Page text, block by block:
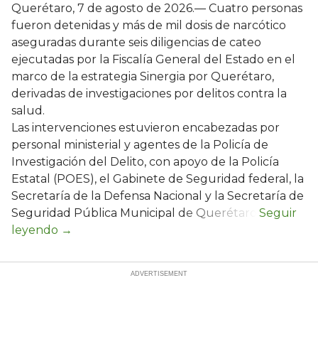
Querétaro, 7 de agosto de 2026.— Cuatro personas
fueron detenidas y más de mil dosis de narcótico
aseguradas durante seis diligencias de cateo
ejecutadas por la Fiscalía General del Estado en el
marco de la estrategia Sinergia por Querétaro,
derivadas de investigaciones por delitos contra la
salud.
Las intervenciones estuvieron encabezadas por
personal ministerial y agentes de la Policía de
Investigación del Delito, con apoyo de la Policía
Estatal (POES), el Gabinete de Seguridad federal, la
Secretaría de la Defensa Nacional y la Secretaría de
Seguridad Pública Municipal de Querétaro.